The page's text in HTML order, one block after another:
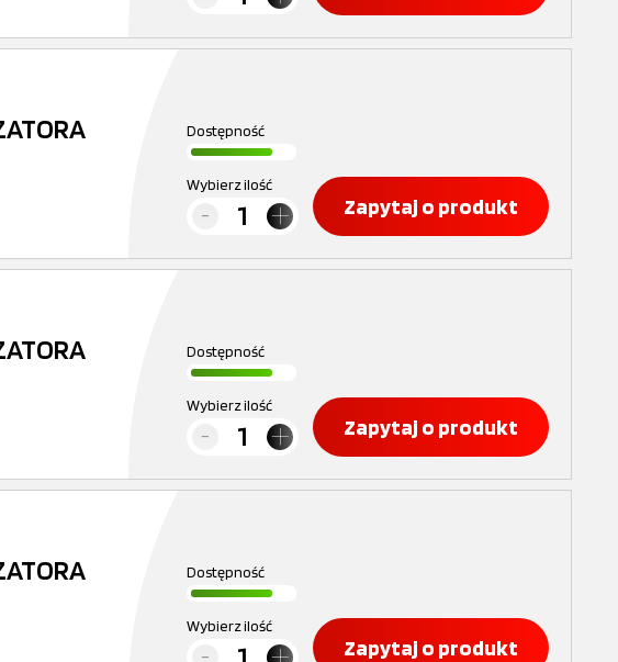
Dostępność
Wybierz ilość
Zapytaj o produkt
Dostępność
Wybierz ilość
Zapytaj o produkt
Dostępność
Wybierz ilość
Zapytaj o produkt